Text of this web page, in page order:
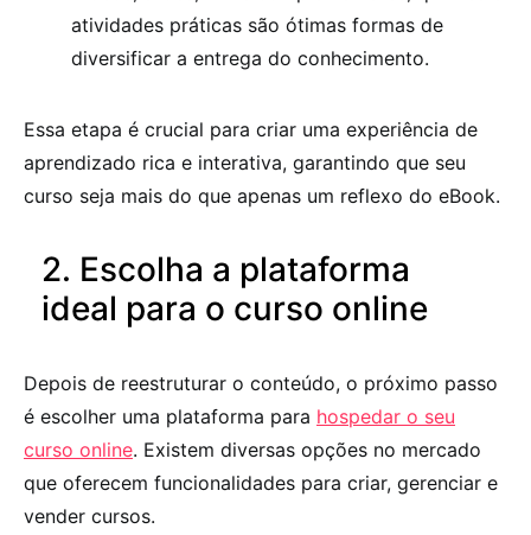
atividades práticas são ótimas formas de
diversificar a entrega do conhecimento.
Essa etapa é crucial para criar uma experiência de
aprendizado rica e interativa, garantindo que seu
curso seja mais do que apenas um reflexo do eBook.
2. Escolha a plataforma
ideal para o curso online
Depois de reestruturar o conteúdo, o próximo passo
é escolher uma plataforma para hospedar o seu
curso online. Existem diversas opções no mercado
que oferecem funcionalidades para criar, gerenciar e
vender cursos.